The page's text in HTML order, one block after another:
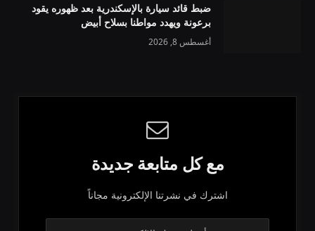
ضبط قائد سيارة بالإسكندرية بعد ظهوره يقود
برعونة ويهدد مواطنا بسلاح أبيض
أغسطس 8, 2026
مع كل متابعة جديدة
اشترك في نشرتنا الإلكترونية مجاناً